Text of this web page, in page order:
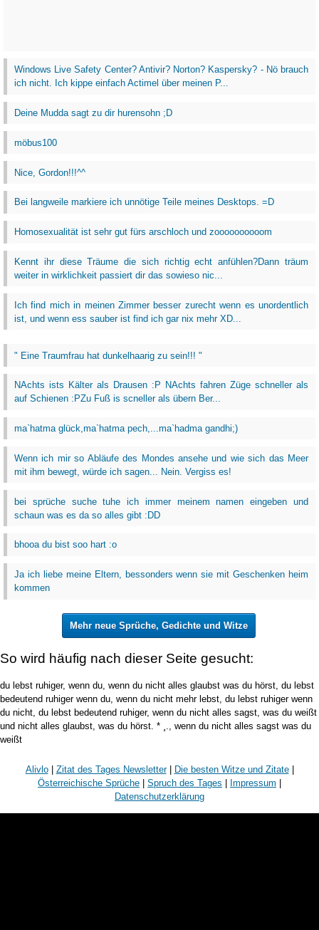
Windows Live Safety Center? Antivir? Norton? Kaspersky? - Nö brauch
ich nicht. Ich kippe einfach Actimel über meinen P...
Deine Mudda sagt zu dir hurensohn ;D
möbus100
Nice, Gordon!!!^^
Bei langweile markiere ich unnötige Teile meines Desktops. =D
Homosexualität ist sehr gut fürs arschloch und zoooooooooom
Kennt ihr diese Träume die sich richtig echt anfühlen?Dann träum
weiter in wirklichkeit passiert dir das sowieso nic...
Ich find mich in meinen Zimmer besser zurecht wenn es unordentlich
ist, und wenn ess sauber ist find ich gar nix mehr XD...
" Eine Traumfrau hat dunkelhaarig zu sein!!! "
NAchts ists Kälter als Drausen :P NAchts fahren Züge schneller als
auf Schienen :PZu Fuß is scneller als übern Ber...
ma`hatma glück,ma`hatma pech,...ma`hadma gandhi;)
Wenn ich mir so Abläufe des Mondes ansehe und wie sich das Meer
mit ihm bewegt, würde ich sagen... Nein. Vergiss es!
bei sprüche suche tuhe ich immer meinem namen eingeben und
schaun was es da so alles gibt :DD
bhooa du bist soo hart :o
Ja ich liebe meine Eltern, bessonders wenn sie mit Geschenken heim
kommen
Mehr neue Sprüche, Gedichte und Witze
So wird häufig nach dieser Seite gesucht:
du lebst ruhiger, wenn du, wenn du nicht alles glaubst was du hörst, du lebst
bedeutend ruhiger wenn du, wenn du nicht mehr lebst, du lebst ruhiger wenn
du nicht, du lebst bedeutend ruhiger, wenn du nicht alles sagst, was du weißt
und nicht alles glaubst, was du hörst. * ¸., wenn du nicht alles sagst was du
weißt
Alivlo| Zitat des Tages Newsletter| Die besten Witze und Zitate|
Österreichische Sprüche
Spruch des Tages Impressum
Datenschutzerklärung